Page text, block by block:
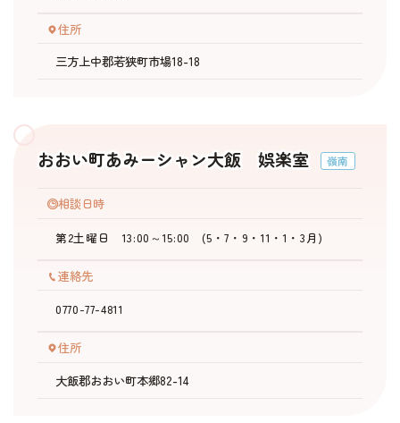
住所
三方上中郡若狭町市場18-18
おおい町あみーシャン大飯 娯楽室 嶺南
相談日時
第2土曜日 13:00～15:00 (5・7・9・11・1・3月)
連絡先
0770-77-4811
住所
大飯郡おおい町本郷82-14